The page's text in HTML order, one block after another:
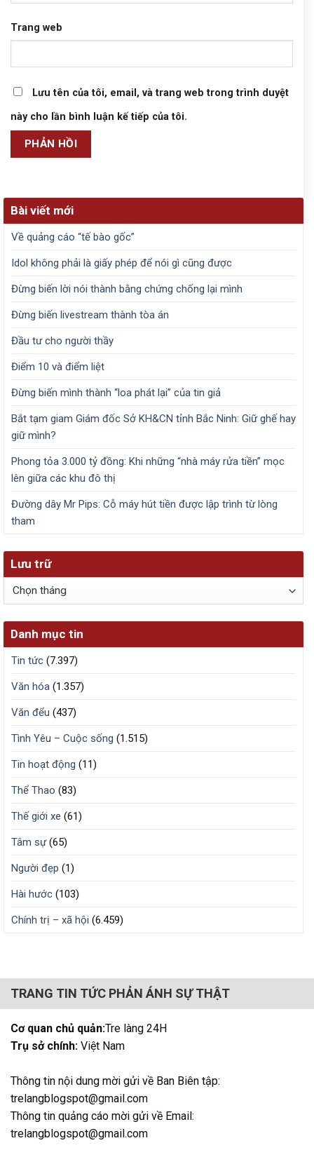
Trang web
Lưu tên của tôi, email, và trang web trong trình duyệt
này cho lần bình luận kế tiếp của tôi.
Bài viết mới
Về quảng cáo “tế bào gốc”
Idol không phải là giấy phép để nói gì cũng được
Đừng biến lời nói thành bằng chứng chống lại mình
Đừng biến livestream thành tòa án
Đầu tư cho người thầy
Điểm 10 và điểm liệt
Đừng biến mình thành “loa phát lại” của tin giả
Bắt tạm giam Giám đốc Sở KH&CN tỉnh Bắc Ninh: Giữ ghế hay
giữ mình?
Phong tỏa 3.000 tỷ đồng: Khi những “nhà máy rửa tiền” mọc
lên giữa các khu đô thị
Đường dây Mr Pips: Cỗ máy hút tiền được lập trình từ lòng
tham
Lưu trữ
Lưu
Danh mục tin
Tin tức (7.397)
Văn hóa (1.357)
Văn đểu (437)
Tình Yêu – Cuộc sống (1.515)
Tin hoạt động (11)
Thể Thao (83)
Thế giới xe (61)
Tâm sự(65)
Người đẹp (1)
Hài hước (103)
Chính trị – xã hội (6.459)
TRANG TIN TỨC PHẢN ÁNH SỰ THẬT
Cơ quan chủ quản:Tre làng 24H
Trụ sở chính: Việt Nam
Thông tin nội dung mời gửi về Ban Biên tập:
trelangblogspot@gmail.com
Thông tin quảng cáo mời gửi về Email:
trelangblogspot@gmail.com